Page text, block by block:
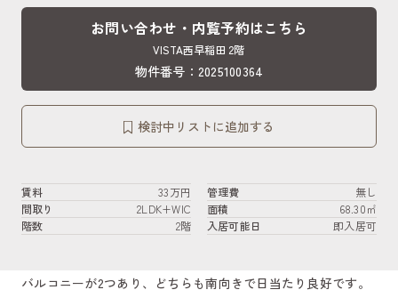
お問い合わせ・内覧予約はこちら
VISTA西早稲田 2階
物件番号：2025100364
検討中リストに追加する
賃料 33万円 管理費
無し
間取り
2LDK+WIC 面積
68.30㎡
階数
2階 入居可能日 即入居可
バルコニーが2つあり、どちらも南向きで日当たり良好です。